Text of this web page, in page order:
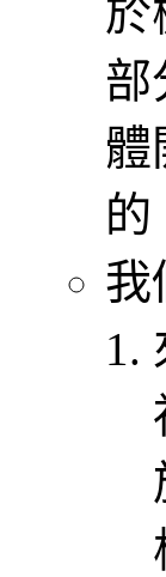
於
部
體
的
我